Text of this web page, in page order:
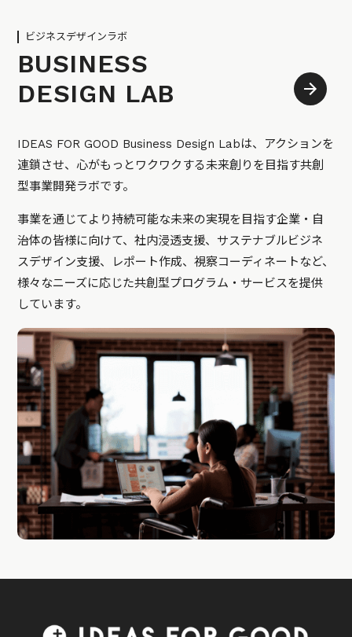
ビジネスデザインラボ
BUSINESS
DESIGN LAB
IDEAS FOR GOOD Business Design Labは、アクションを
連鎖させ、心がもっとワクワクする未来創りを目指す共創
型事業開発ラボです。
事業を通じてより持続可能な未来の実現を目指す企業・自
治体の皆様に向けて、社内浸透支援、サステナブルビジネ
スデザイン支援、レポート作成、視察コーディネートなど、
様々なニーズに応じた共創型プログラム・サービスを提供
しています。